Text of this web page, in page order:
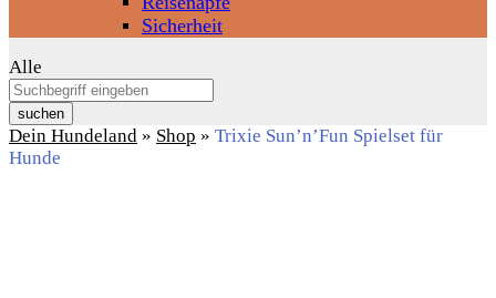
Sicherheit
Alle
suchen
Dein Hundeland » Shop » Trixie Sun’n’Fun Spielset für
Hunde